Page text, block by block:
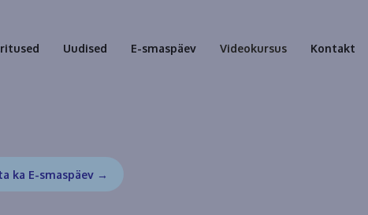
Uudised E-smaspäev Videokursus Kontakt
ka E-smaspäev →